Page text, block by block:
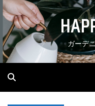
Skip
to
content
ガーデ